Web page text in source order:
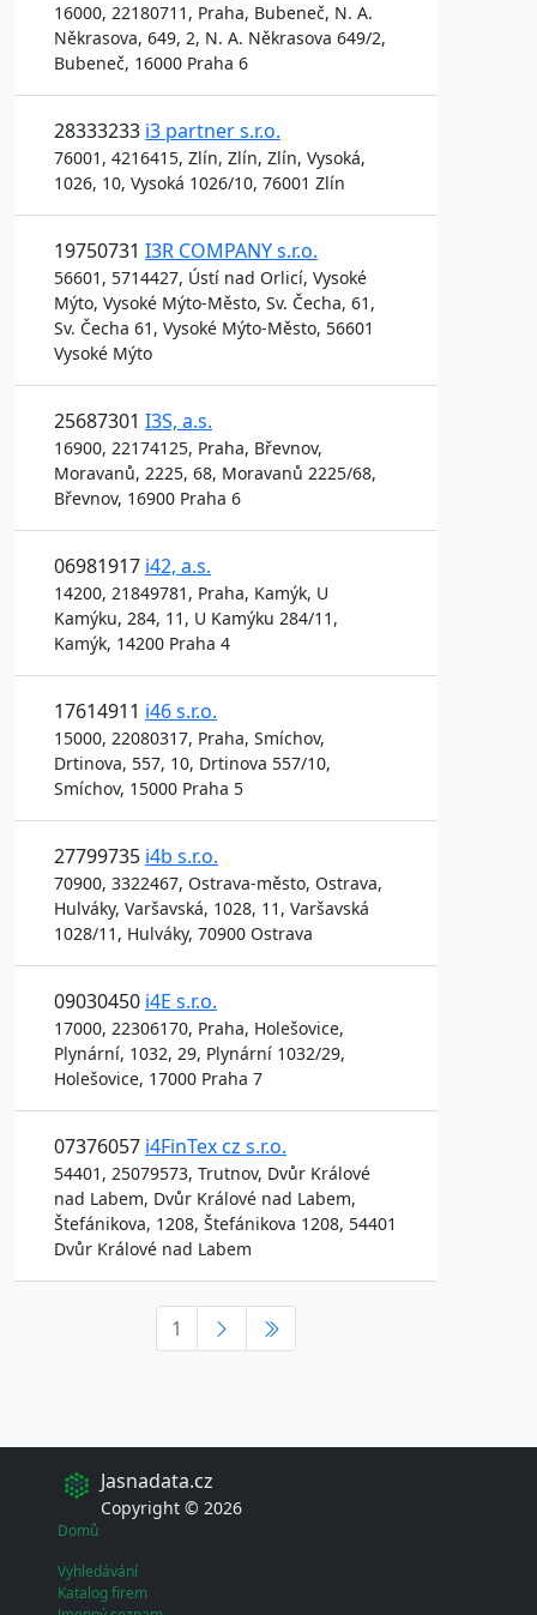
16000, 22180711, Praha, Bubeneč, N. A.
Někrasova, 649, 2, N. A. Někrasova 649/2,
Bubeneč, 16000 Praha 6
28333233 i3 partner s.r.o.
76001, 4216415, Zlín, Zlín, Zlín, Vysoká,
1026, 10, Vysoká 1026/10, 76001 Zlín
19750731 I3R COMPANY s.r.o.
56601, 5714427, Ústí nad Orlicí, Vysoké
Mýto, Vysoké Mýto-Město, Sv. Čecha, 61,
Sv. Čecha 61, Vysoké Mýto-Město, 56601
Vysoké Mýto
25687301 I3S, a.s.
16900, 22174125, Praha, Břevnov,
Moravanů, 2225, 68, Moravanů 2225/68,
Břevnov, 16900 Praha 6
06981917 i42, a.s.
14200, 21849781, Praha, Kamýk, U
Kamýku, 284, 11, U Kamýku 284/11,
Kamýk, 14200 Praha 4
17614911 i46 s.r.o.
15000, 22080317, Praha, Smíchov,
Drtinova, 557, 10, Drtinova 557/10,
Smíchov, 15000 Praha 5
27799735 i4b s.r.o.
70900, 3322467, Ostrava-město, Ostrava,
Hulváky, Varšavská, 1028, 11, Varšavská
1028/11, Hulváky, 70900 Ostrava
09030450 i4E s.r.o.
17000, 22306170, Praha, Holešovice,
Plynární, 1032, 29, Plynární 1032/29,
Holešovice, 17000 Praha 7
07376057 i4FinTex cz s.r.o.
54401, 25079573, Trutnov, Dvůr Králové
nad Labem, Dvůr Králové nad Labem,
Štefánikova, 1208, Štefánikova 1208, 54401
Dvůr Králové nad Labem
1
Jasnadata.cz
Copyright © 2026
Domů
Vyhledávání
Katalog firem